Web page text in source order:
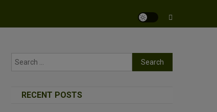
Search
for:
RECENT POSTS